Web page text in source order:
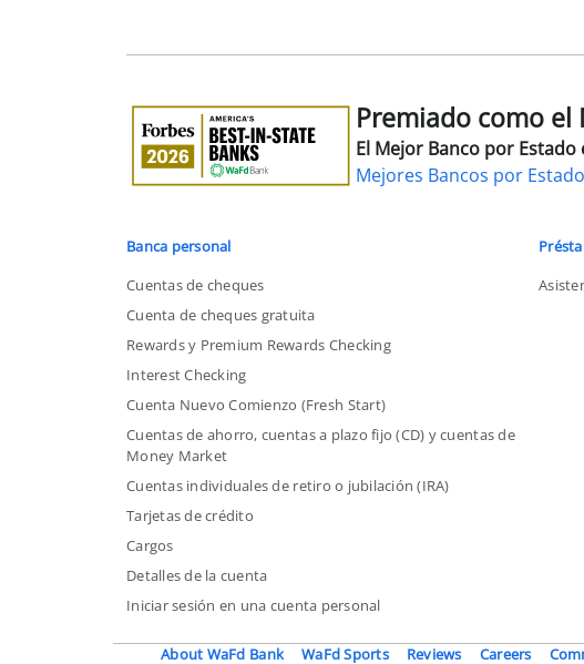
Premiado
como
el
Mejor
UU.
Premiado como el
El Mejor Banco por Estado
Mejores Bancos por
Banca personal
Cuentas de cheques
Cuenta de cheques gratuita
Rewards y Premium Rewards Checking
Interest Checking
Cuenta Nuevo Comienzo (Fresh Start)
Cuentas de ahorro, cuentas a plazo fijo (CD) y cuentas de
Money Market
Cuentas individuales de retiro o jubilación (IRA)
Tarjetas de crédito
Cargos
Detalles de la cuenta
Iniciar sesión en una cuenta personal
About WaFd Bank WaFd Sports Reviews Careers